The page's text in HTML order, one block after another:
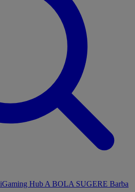
iGaming Hub A BOLA SUGERE Barba